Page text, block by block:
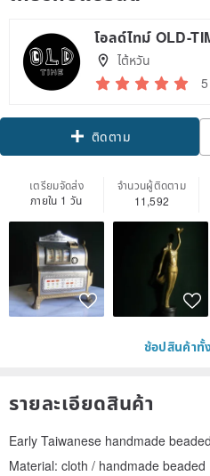
โอลด์ไทม์ OLD-
ไต้หวัน
5
ติดตาม
เตรียมจัดส่ง
ภายใน 1 วัน
จำนวนผู้ติดตาม
11,592
ช้อปสินค้าทั้
รายละเอียดสินค้า
Early Taiwanese handmade
Material: cloth / handmade beaded